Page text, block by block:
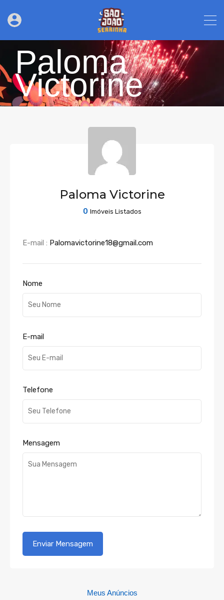
Paloma
Victorine
Paloma Victorine
0 Imóveis Listados
E-mail : Palomavictorine18@gmail.com
Nome
E-mail
Telefone
Mensagem
Meus Anúncios